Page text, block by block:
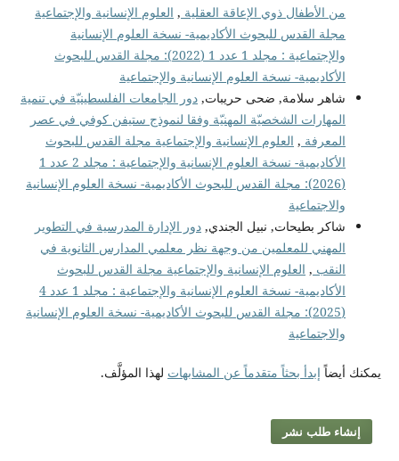
من الأطفال ذوي الإعاقة العقلية , العلوم الإنسانية والإجتماعية
مجلة القدس للبحوث الأكاديمية- نسخة العلوم الإنسانية
والإجتماعية : مجلد 1 عدد 1 (2022): مجلة القدس للبحوث
الأكاديمية- نسخة العلوم الإنسانية والإجتماعية
شاهر سلامة, ضحى حريبات, دور الجامعات الفلسطينيّة في تنمية
المهارات الشخصيّة المهنيّة وفقا لنموذج ستيفن كوفي في عصر
المعرفة , العلوم الإنسانية والإجتماعية مجلة القدس للبحوث
الأكاديمية- نسخة العلوم الإنسانية والإجتماعية : مجلد 2 عدد 1
(2026): مجلة القدس للبحوث الأكاديمية- نسخة العلوم الإنسانية
والاجتماعية
شاكر بطيحات, نبيل الجندي, دور الإدارة المدرسية في التطوير
المهني للمعلمين من وجهة نظر معلمي المدارس الثانوية في
النقب , العلوم الإنسانية والإجتماعية مجلة القدس للبحوث
الأكاديمية- نسخة العلوم الإنسانية والإجتماعية : مجلد 1 عدد 4
(2025): مجلة القدس للبحوث الأكاديمية- نسخة العلوم الإنسانية
والاجتماعية
يمكنك أيضاً إبدأ بحثاً متقدماً عن المشابهات لهذا المؤلَّف.
إنشاء طلب نشر